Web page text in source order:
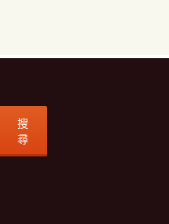
搜
尋